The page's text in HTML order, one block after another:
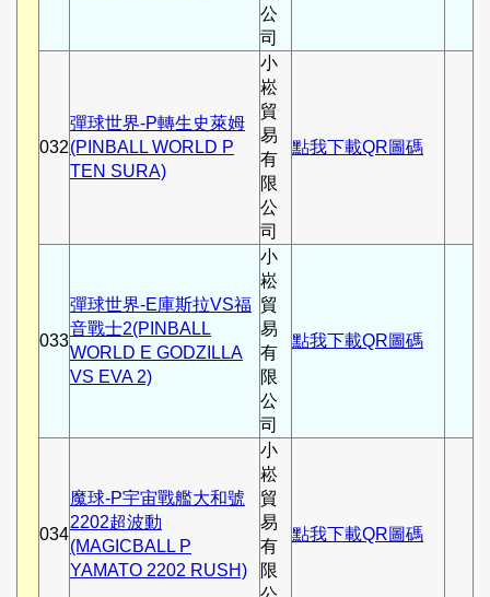
公
司
032
彈球世界-P轉生史萊姆
(PINBALL WORLD P
TEN SURA)
小
崧
貿
易
有
限
公
司
點我下載QR圖碼
033
彈球世界-E庫斯拉VS福
音戰士2(PINBALL
WORLD E GODZILLA
VS EVA 2)
小
崧
貿
易
有
限
公
司
點我下載QR圖碼
034
魔球-P宇宙戰艦大和號
2202超波動
(MAGICBALL P
YAMATO 2202 RUSH)
小
崧
貿
易
有
限
點我下載QR圖碼